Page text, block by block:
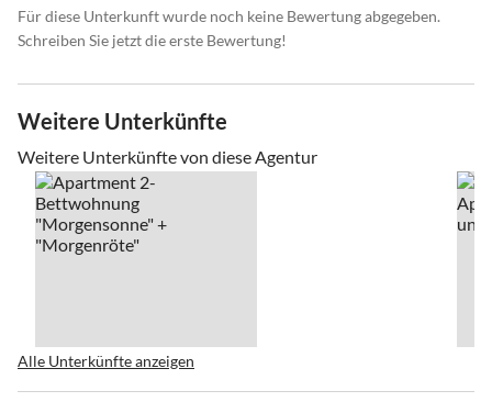
Für diese Unterkunft wurde noch keine Bewertung abgegeben.
Schreiben Sie jetzt die erste Bewertung!
Weitere Unterkünfte
Weitere Unterkünfte von diese Agentur
Alle Unterkünfte anzeigen